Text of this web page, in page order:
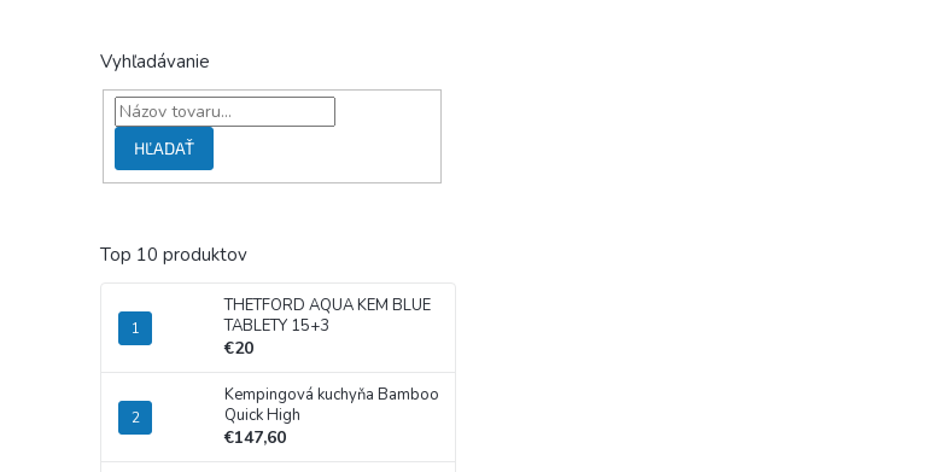
Vyhľadávanie
HĽADAŤ
Top 10 produktov
THETFORD AQUA KEM BLUE
TABLETY 15+3
€20
Kempingová kuchyňa Bamboo
Quick High
€147,60